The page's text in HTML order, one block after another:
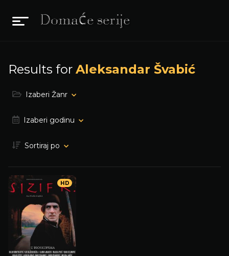
Results for Aleksandar Švabić
Izaberi Žanr
Izaberi godinu
Sortiraj po
HD